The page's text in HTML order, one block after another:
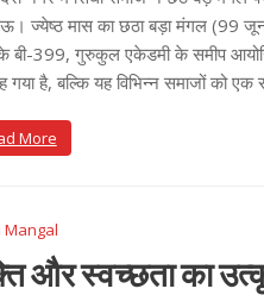
ज्येष्ठ मास का छठा बड़ा मंगल (99
बी-399, गुरुकुल एकेडमी के समीप
गया है, बल्कि यह विभिन्न समाजों को एक
More
Mangal
और स्वच्छता का